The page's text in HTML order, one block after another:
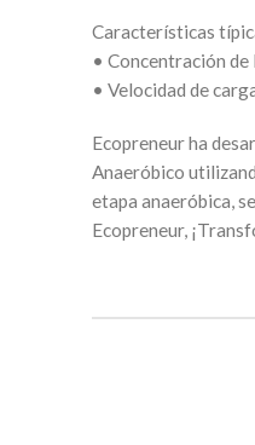
Características
• Concentración
• Velocidad de
Ecopreneur ha
Anaeróbico
etapa anaeróbica,
Ecopreneur,